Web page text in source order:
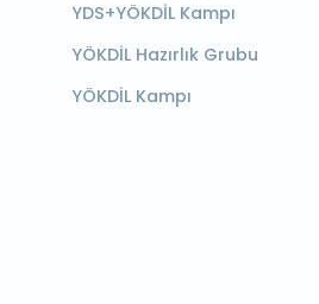
YDS+YÖKDİL Kampı
YÖKDİL Hazırlık Grubu
YÖKDİL Kampı